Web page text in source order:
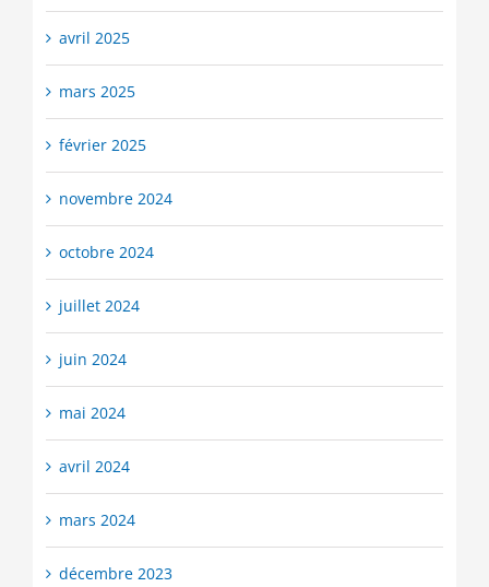
avril 2025
mars 2025
février 2025
novembre 2024
octobre 2024
juillet 2024
juin 2024
mai 2024
avril 2024
mars 2024
décembre 2023